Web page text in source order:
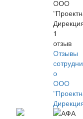
ООО
1
отзыв
Отзывы
о
ООО